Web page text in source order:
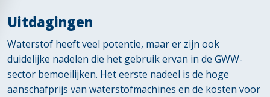
Uitdagingen
Waterstof heeft veel potentie, maar er zijn ook
duidelijke nadelen die het gebruik ervan in de GWW-
sector bemoeilijken. Het eerste nadeel is de hoge
aanschafprijs van waterstofmachines en de kosten voor